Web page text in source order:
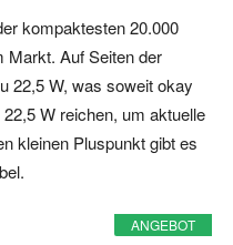
kompaktesten 20.000
Markt. Auf Seiten der
22,5 W, was soweit okay
W reichen, um aktuelle
kleinen Pluspunkt gibt es
ANGEBOT